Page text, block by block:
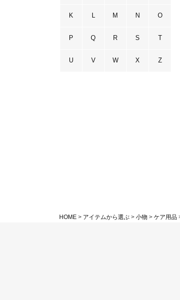
K L M N O
P Q R S T
U V W X Z
HOME アイテムから選ぶ 小物 ケア用品